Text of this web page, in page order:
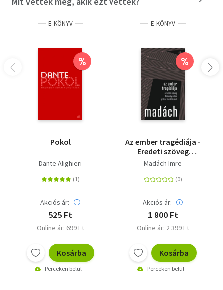
E-KÖNYV
%
Pokol
Dante Alighieri
Akciós ár:
525 Ft
Online ár: 699 Ft
Kosárba
Perceken belül
E-KÖNYV
%
Az ember tragédiája -
Eredeti szöveg
Nádasdy Ádám prózai
Madách Imre
Akciós ár:
1 800 Ft
Online ár: 2 399 Ft
Kosárba
Perceken belül